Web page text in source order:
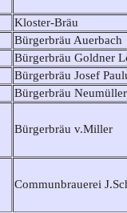
Kloster-Bräu
Bürgerbräu Auerbach
Bürgerbräu Goldner
Bürgerbräu Josef
Bürgerbräu Neumüller
Bürgerbräu v.Miller
Communbrauerei